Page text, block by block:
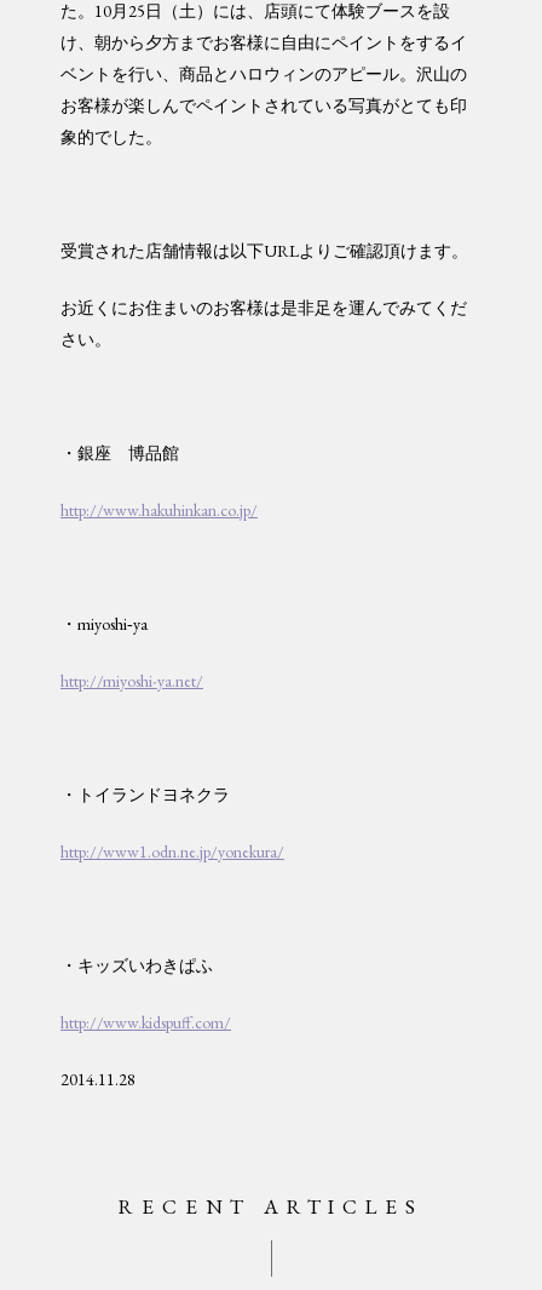
た。10月25日（土）には、店頭にて体験ブースを設
け、朝から夕方までお客様に自由にペイントをするイ
ベントを行い、商品とハロウィンのアピール。沢山の
お客様が楽しんでペイントされている写真がとても印
象的でした。
受賞された店舗情報は以下URLよりご確認頂けます。
お近くにお住まいのお客様は是非足を運んでみてくだ
さい。
・銀座 博品館
http://www.hakuhinkan.co.jp/
・miyoshi‐ya
http://miyoshi-ya.net/
・トイランドヨネクラ
http://www1.odn.ne.jp/yonekura/
・キッズいわきぱふ
http://www.kidspuff.com/
2014.11.28
RECENT ARTICLES